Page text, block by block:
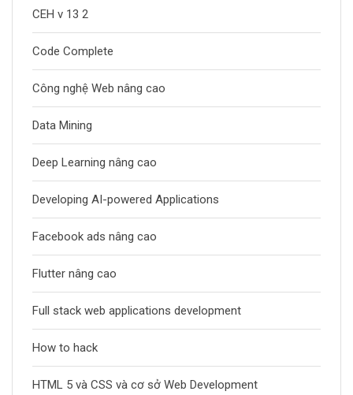
CEH v 13 2
Code Complete
Công nghệ Web nâng cao
Data Mining
Deep Learning nâng cao
Developing AI-powered Applications
Facebook ads nâng cao
Flutter nâng cao
Full stack web applications development
How to hack
HTML 5 và CSS và cơ sở Web Development